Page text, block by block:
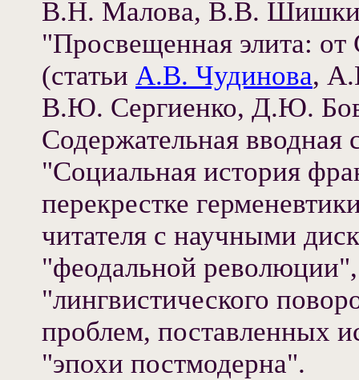
В.Н. Малова, В.В.
"Просвещенная элита:
(статьи А.В. Чудинова,
В.Ю. Сергиенко, Д.Ю.
Содержательная
"Социальная история
перекрестке
читателя с научными
"феодальной
"лингвистического
проблем, поставленных
"эпохи постмодерна".